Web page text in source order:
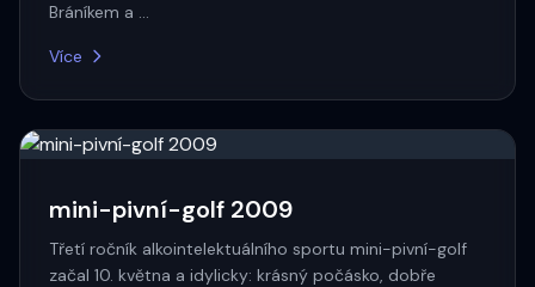
Bráníkem a …
Více
mini-pivní-golf 2009
Třetí ročník alkointelektuálního sportu mini-pivní-golf
začal 10. května a idylicky: krásný počásko, dobře